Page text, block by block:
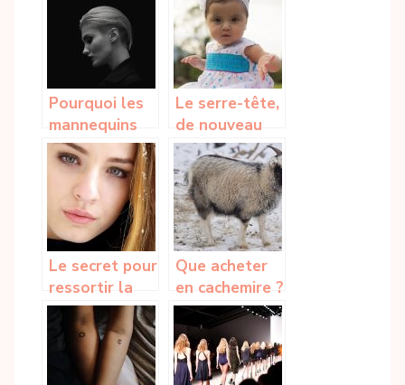
Pourquoi les
mannequins
de mode ne
sourient-ils
pas ?
Le serre-tête,
de nouveau
sur le devant
de la scène
Le secret pour
ressortir la
beauté de vos
yeux verts
Que acheter
en cachemire ?